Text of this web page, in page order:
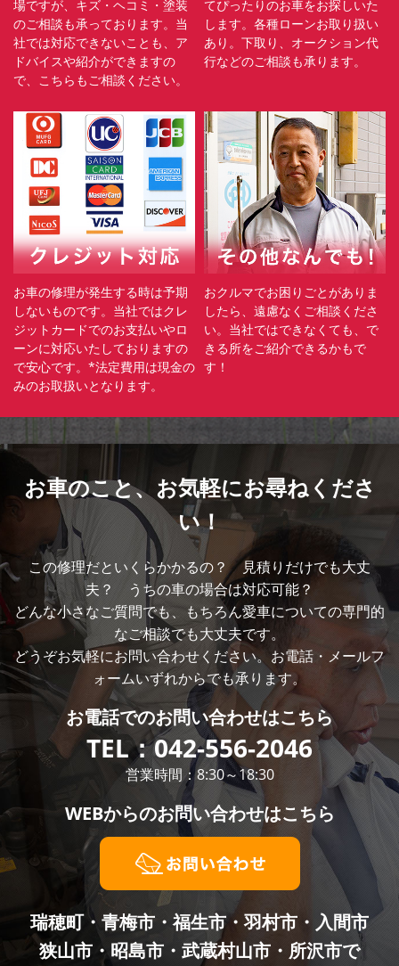
場ですが、キズ・ヘコミ・塗装
のご相談も承っております。当
社では対応できないことも、ア
ドバイスや紹介ができますの
で、こちらもご相談ください。
てぴったりのお車をお探しいた
します。各種ローンお取り扱い
あり。下取り、オークション代
行などのご相談も承ります。
お車の修理が発生する時は予期
しないものです。当社ではクレ
ジットカードでのお支払いやロ
ーンに対応いたしておりますの
で安心です。*法定費用は現金の
みのお取扱いとなります。
おクルマでお困りごとがありま
したら、遠慮なくご相談くださ
い。当社ではできなくても、で
きる所をご紹介できるかもで
す！
お車のこと、 お気軽にお尋ねくださ
い！
この修理だといくらかかるの？ 見積りだけでも大丈
夫？ うちの車の場合は対応可能？
どんな小さなご質問でも、もちろん愛車についての専門的
なご相談でも大丈夫です。
どうぞお気軽にお問い合わせください。お電話・メールフ
ォームいずれからでも承ります。
お電話でのお問い合わせはこちら
TEL：042-556-2046
営業時間：8:30～18:30
WEBからのお問い合わせはこちら
瑞穂町・青梅市・福生市・羽村市・入間市
狭山市・昭島市・武蔵村山市・所沢市で